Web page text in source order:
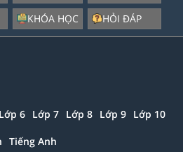
KHÓA HỌC
HỎI ĐÁP
Lớp 6 Lớp 7 Lớp 8 Lớp 9 Lớp 10
Tiếng Anh